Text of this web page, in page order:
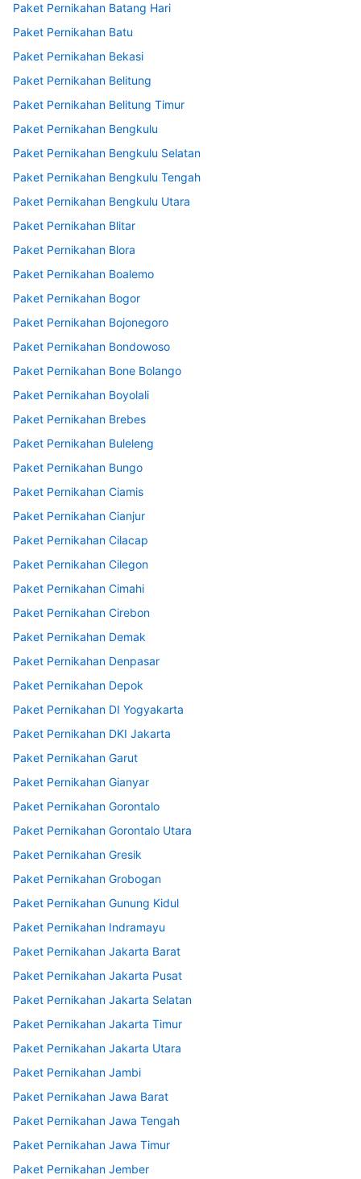
Paket Pernikahan Batang Hari
Paket Pernikahan Batu
Paket Pernikahan Bekasi
Paket Pernikahan Belitung
Paket Pernikahan Belitung Timur
Paket Pernikahan Bengkulu
Paket Pernikahan Bengkulu Selatan
Paket Pernikahan Bengkulu Tengah
Paket Pernikahan Bengkulu Utara
Paket Pernikahan Blitar
Paket Pernikahan Blora
Paket Pernikahan Boalemo
Paket Pernikahan Bogor
Paket Pernikahan Bojonegoro
Paket Pernikahan Bondowoso
Paket Pernikahan Bone Bolango
Paket Pernikahan Boyolali
Paket Pernikahan Brebes
Paket Pernikahan Buleleng
Paket Pernikahan Bungo
Paket Pernikahan Ciamis
Paket Pernikahan Cianjur
Paket Pernikahan Cilacap
Paket Pernikahan Cilegon
Paket Pernikahan Cimahi
Paket Pernikahan Cirebon
Paket Pernikahan Demak
Paket Pernikahan Denpasar
Paket Pernikahan Depok
Paket Pernikahan DI Yogyakarta
Paket Pernikahan DKI Jakarta
Paket Pernikahan Garut
Paket Pernikahan Gianyar
Paket Pernikahan Gorontalo
Paket Pernikahan Gorontalo Utara
Paket Pernikahan Gresik
Paket Pernikahan Grobogan
Paket Pernikahan Gunung Kidul
Paket Pernikahan Indramayu
Paket Pernikahan Jakarta Barat
Paket Pernikahan Jakarta Pusat
Paket Pernikahan Jakarta Selatan
Paket Pernikahan Jakarta Timur
Paket Pernikahan Jakarta Utara
Paket Pernikahan Jambi
Paket Pernikahan Jawa Barat
Paket Pernikahan Jawa Tengah
Paket Pernikahan Jawa Timur
Paket Pernikahan Jember